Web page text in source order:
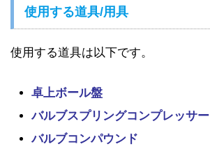
使用する道具/用具
使用する道具は以下です。
卓上ボール盤
バルブスプリングコンプレッサー
バルブコンパウンド